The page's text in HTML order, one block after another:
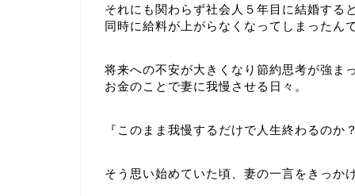
それにも関わらず社会人５年目に結婚すると
同時に給料が上がらなくなってしまったんで
将来への不安が大きくなり節約思考が強まっ
お金のことで妻に我慢させる日々。
『このまま我慢するだけで人生終わるのか？
そう思い始めていた頃、妻の一言をきっか